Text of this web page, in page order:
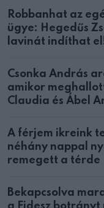
Robbanhat az
ügye: Hegedűs
lavinát indíthat
Csonka András
amikor
Claudia és Ábel
A férjem ikreink
néhány nappal
remegett a térde
Bekapcsolva